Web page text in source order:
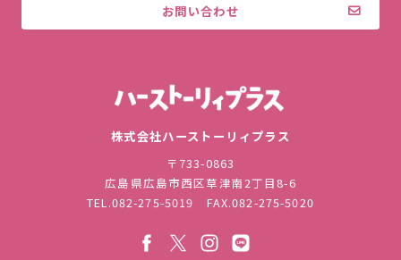
お問い合わせ
株式会社ハーストーリィプラス
〒733-0863
広島県広島市西区草津南2丁目8-6
TEL.082-275-5019 FAX.082-275-5020